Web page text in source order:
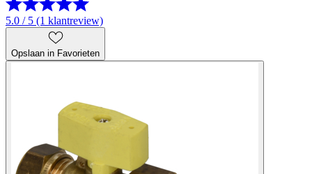
5.0 / 5 (1 klantreview)
Opslaan in Favorieten